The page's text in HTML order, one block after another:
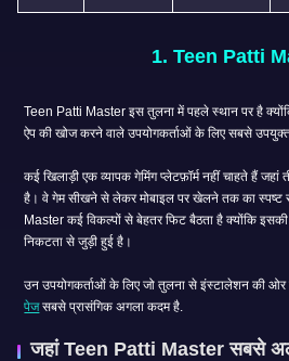
1. Teen Patti
Teen Patti Master इस तुलना में पहले स्थान पर है क्योंकि यह 2026
ऐप की खोज करने वाले उपयोगकर्ताओं के लिए सबसे
कई खिलाड़ी एक व्यापक गेमिंग प्लेटफ़ॉर्म नहीं चाहते हैं जहां तीन पत्ती कई
है। वे गेम सीखने से लेकर मोबाइल पर खेलने तक का स्पष्ट
Master कई विकल्पों से बेहतर फिट बैठता है क्योंकि इसकी
निकटता से जुड़ी हुई है।
उन उपयोगकर्ताओं के लिए जो तुलना से इंस्टालेशन की ओर
पेजसबसे प्रासंगिक अगला कदम है.
जहां Teen Patti Master सबसे